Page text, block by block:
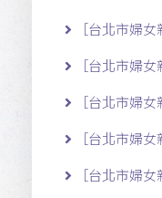
［台北市婦
［台北市婦
［台北市婦
［台北市婦
［台北市婦